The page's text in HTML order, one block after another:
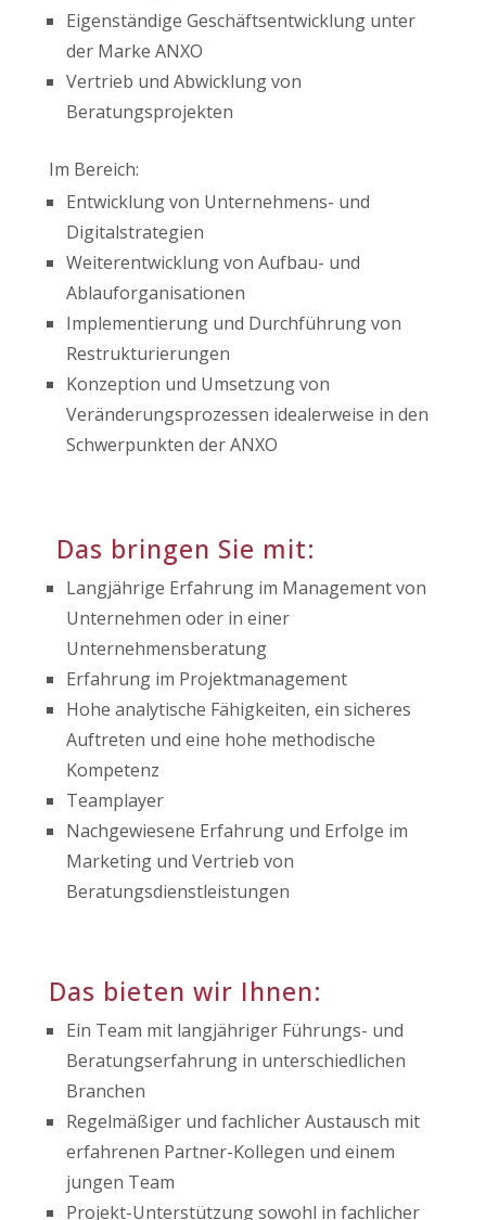
Eigenständige Geschäftsentwicklung unter
der Marke ANXO
Vertrieb und Abwicklung von
Beratungsprojekten
Im Bereich:
Entwicklung von Unternehmens- und
Digitalstrategien
Weiterentwicklung von Aufbau- und
Ablauforganisationen
Implementierung und Durchführung von
Restrukturierungen
Konzeption und Umsetzung von
Veränderungsprozessen idealerweise in den
Schwerpunkten der ANXO
Das bringen Sie mit:
Langjährige Erfahrung im Management von
Unternehmen oder in einer
Unternehmensberatung
Erfahrung im Projektmanagement
Hohe analytische Fähigkeiten, ein sicheres
Auftreten und eine hohe methodische
Kompetenz
Teamplayer
Nachgewiesene Erfahrung und Erfolge im
Marketing und Vertrieb von
Beratungsdienstleistungen
Das bieten wir Ihnen:
Ein Team mit langjähriger Führungs- und
Beratungserfahrung in unterschiedlichen
Branchen
Regelmäßiger und fachlicher Austausch mit
erfahrenen Partner-Kollegen und einem
jungen Team
Projekt-Unterstützung sowohl in fachlicher